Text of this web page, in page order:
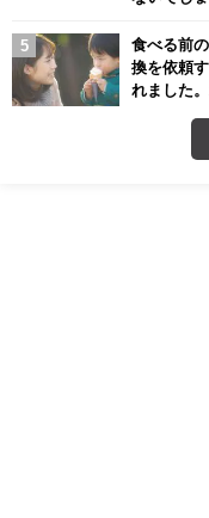
食べる前
換を依頼
れました